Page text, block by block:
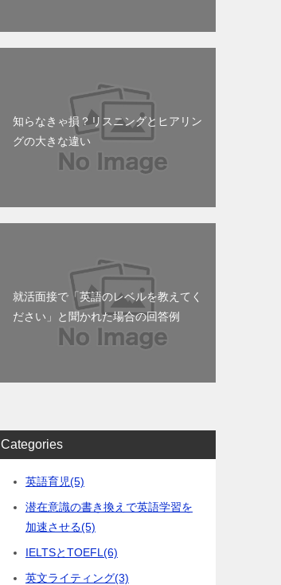
知らなきゃ損？リスニングとヒアリン
グの大きな違い
就活面接で「英語のレベルを教えてく
ださい」と聞かれた場合の回答例
Categories
英語育児(5)
潜在意識の書き換えで英語学習を
加速させる(5)
IELTSとTOEFL (6)
英文ライティング(3)